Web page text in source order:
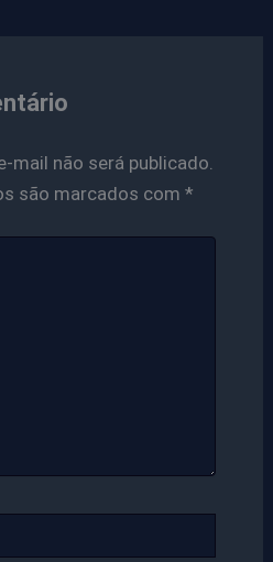
mail não será publicado.
são marcados com *